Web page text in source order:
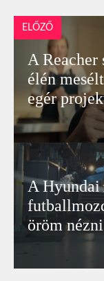
ELŐZŐ
A Reacher
élén
egér
A
öröm nézni